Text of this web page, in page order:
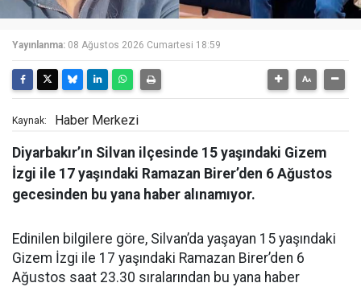
Yayınlanma: 08 Ağustos 2026 Cumartesi 18:59
Kaynak: Haber Merkezi
Diyarbakır’ın Silvan ilçesinde 15 yaşındaki Gizem
İzgi ile 17 yaşındaki Ramazan Birer’den 6 Ağustos
gecesinden bu yana haber alınamıyor.
Edinilen bilgilere göre, Silvan’da yaşayan 15 yaşındaki
Gizem İzgi ile 17 yaşındaki Ramazan Birer’den 6
Ağustos saat 23.30 sıralarından bu yana haber